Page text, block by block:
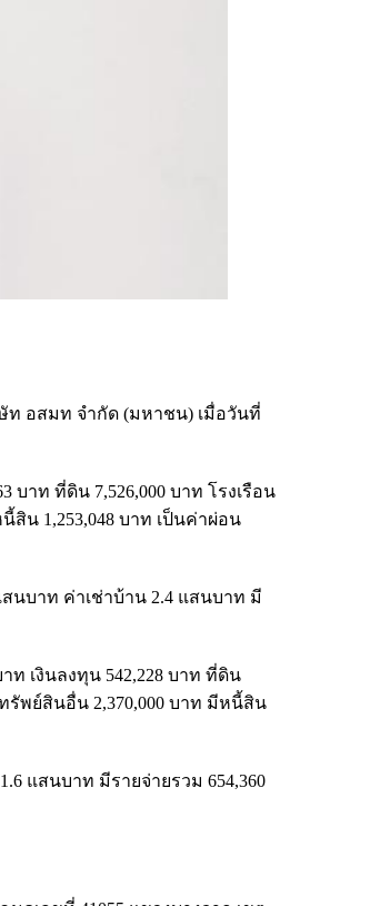
ท อสมท จำกัด (มหาชน) เมื่อวันที่
บาท ที่ดิน 7,526,000 บาท โรงเรือน
น 1,253,048 บาท เป็นค่าผ่อน
นบาท ค่าเช่าบ้าน 2.4 แสนบาท มี
าท เงินลงทุน 542,228 บาท ที่ดิน
รัพย์สินอื่น 2,370,000 บาท มีหนี้สิน
แสนบาท มีรายจ่ายรวม 654,360